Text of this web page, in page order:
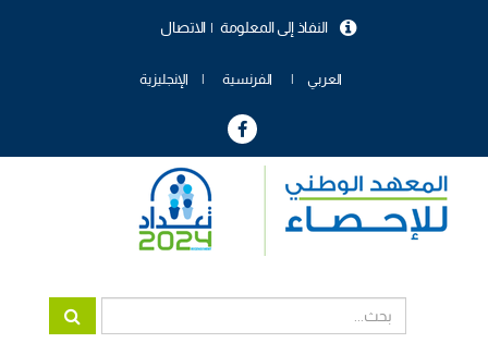
الاتصال النفاذ إلى المعلومة
العربي الفرنسية الإنجليزية